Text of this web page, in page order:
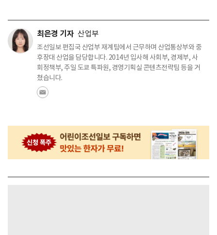
최은경 기자 산업부
조선일보 편집국 산업부 재계팀에서 근무하며 산업통상부와 중
후장대 산업을 담당합니다. 2014년 입사해 사회부, 경제부, 사
회정책부, 주일 도쿄 특파원, 경영기획실 콘텐츠전략팀 등을 거
쳤습니다.